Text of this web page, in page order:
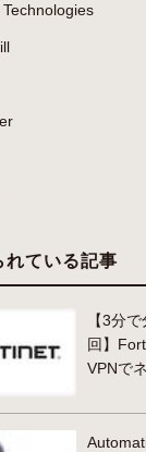
れている記事
【3分
回】
VPNで